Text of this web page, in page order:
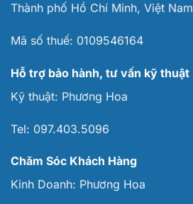
Thành phố Hồ Chí Minh, Việt Nam
Mã số thuế: 0109546164
Hỗ trợ bảo hành, tư vấn kỹ thuật
Kỹ thuật: Phương Hoa
Tel: 097.403.5096
Chăm Sóc Khách Hàng
Kinh Doanh: Phương Hoa